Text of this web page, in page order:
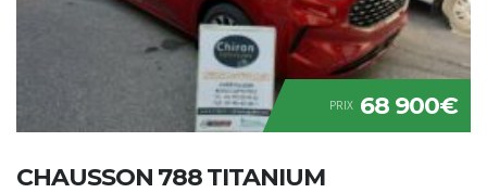
PRIX 68 900€
CHAUSSON 788 TITANIUM